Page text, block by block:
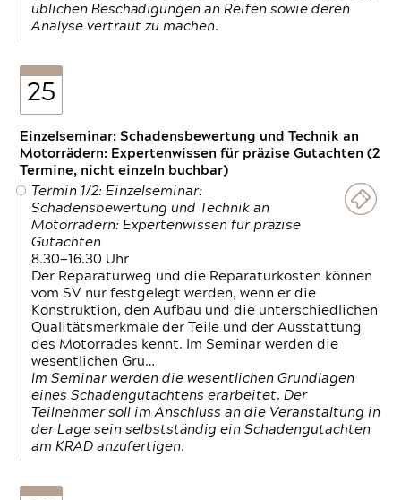
üblichen Beschädigungen an Reifen sowie deren
Analyse vertraut zu machen.
25
Einzelseminar: Schadensbewertung und Technik an
Motorrädern: Expertenwissen für präzise Gutachten (2
Termine, nicht einzeln buchbar)
Termin 1/2: Einzelseminar:
Schadensbewertung und Technik an
Motorrädern: Expertenwissen für präzise
Gutachten
8.30—16.30 Uhr
Der Reparaturweg und die Reparaturkosten können
vom SV nur festgelegt werden, wenn er die
Konstruktion, den Aufbau und die unterschiedlichen
Qualitätsmerkmale der Teile und der Ausstattung
des Motorrades kennt. Im Seminar werden die
wesentlichen Gru…
Im Seminar werden die wesentlichen Grundlagen
eines Schadengutachtens erarbeitet. Der
Teilnehmer soll im Anschluss an die Veranstaltung in
der Lage sein selbstständig ein Schadengutachten
am KRAD anzufertigen.